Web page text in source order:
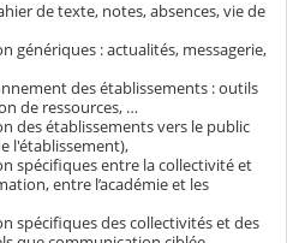
de texte, notes, absences, vie de
génériques : actualités, messagerie,
des établissements : outils
de ressources, …
des établissements vers le public
l'établissement),
spécifiques entre la collectivité et
entre l’académie et les
spécifiques des collectivités et des